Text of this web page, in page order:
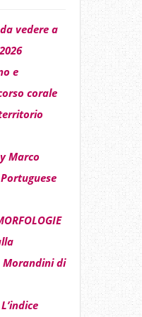
vedere a
e
corale
Marco
Morandini di